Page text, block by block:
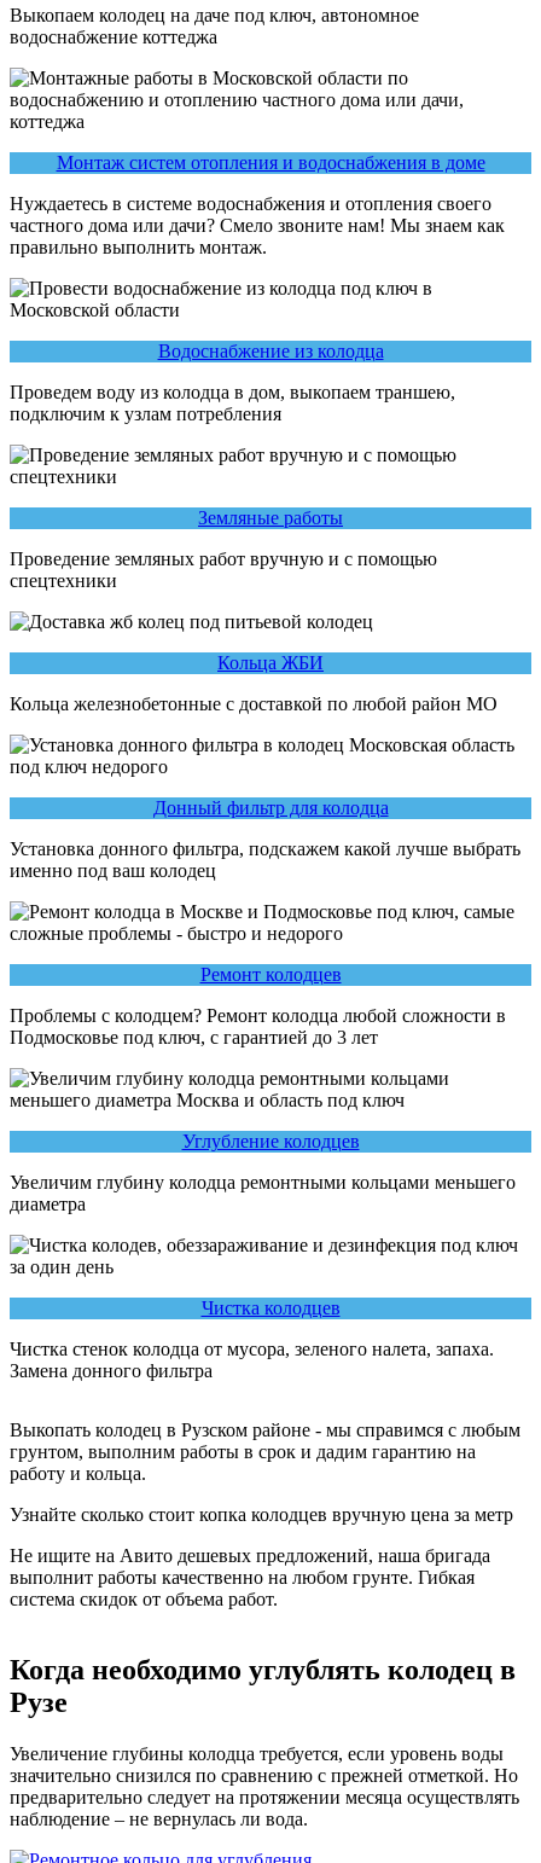
Выкопаем колодец на даче под ключ, автономное
водоснабжение коттеджа
Монтаж систем отопления и водоснабжения в доме
Нуждаетесь в системе водоснабжения и отопления своего
частного дома или дачи? Смело звоните нам! Мы знаем как
правильно выполнить монтаж.
Водоснабжение из колодца
Проведем воду из колодца в дом, выкопаем траншею,
подключим к узлам потребления
Земляные работы
Проведение земляных работ вручную и с помощью
спецтехники
Кольца ЖБИ
Кольца железнобетонные с доставкой по любой район МО
Донный фильтр для колодца
Установка донного фильтра, подскажем какой лучше выбрать
именно под ваш колодец
Ремонт колодцев
Проблемы с колодцем? Ремонт колодца любой сложности в
Подмосковье под ключ, с гарантией до 3 лет
Углубление колодцев
Увеличим глубину колодца ремонтными кольцами меньшего
диаметра
Чистка колодцев
Чистка стенок колодца от мусора, зеленого налета, запаха.
Замена донного фильтра
Выкопать колодец в Рузском районе - мы справимся с любым
грунтом, выполним работы в срок и дадим гарантию на
работу и кольца.
Узнайте сколько стоит копка колодцев вручную цена за метр
Не ищите на Авито дешевых предложений, наша бригада
выполнит работы качественно на любом грунте. Гибкая
система скидок от объема работ.
Когда необходимо углублять колодец в
Рузе
Увеличение глубины колодца требуется, если уровень воды
значительно снизился по сравнению с прежней отметкой. Но
предварительно следует на протяжении месяца осуществлять
наблюдение – не вернулась ли вода.